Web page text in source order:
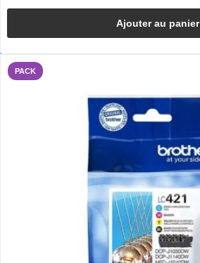
Ajouter au panier
PACK